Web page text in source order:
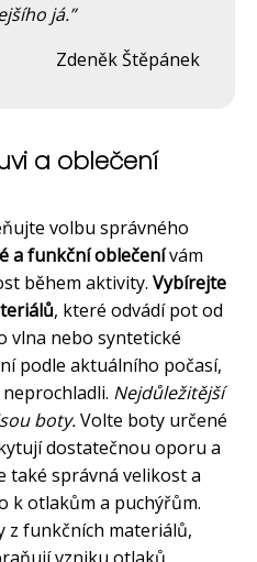
já.
Zdeněk Štěpánek
a oblečení
volbu správného
a funkční oblečenívám
během aktivity. Vybírejte
, které odvádí pot od
vlna nebo syntetické
podle aktuálního počasí,
Nejdůležitější
boty.Volte boty určené
dostatečnou oporu a
také správná velikost a
k otlakům a puchýřům.
z funkčních materiálů,